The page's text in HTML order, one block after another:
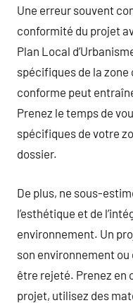
Une erreur souvent
conformité du projet
Plan Local
spécifiques de la
conforme peut
Prenez le temps de
spécifiques de votre
dossier.
De plus, ne sous-
l’esthétique et de
environnement. Un
son environnement
être rejeté. Prenez en
projet, utilisez des